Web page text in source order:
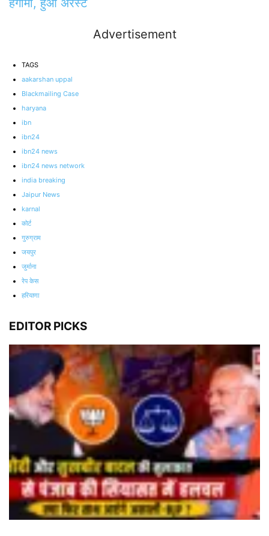
Advertisement
TAGS
aakarshan uppal
Blackmailing Case
haryana
ibn
ibn24
ibn24 news
ibn24 news network
india breaking
Jaipur News
karnal
कोर्ट
गुरुग्राम
जयपुर
जुर्माना
रेप केस
हरियाणा
EDITOR PICKS